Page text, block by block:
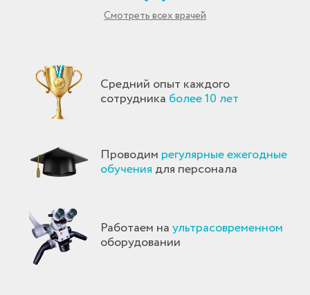
Смотреть всех врачей
Средний опыт каждого
сотрудника более 10 лет
Проводим регулярные ежегодные
обучения для персонала
Работаем наультрасовременном
оборудовании